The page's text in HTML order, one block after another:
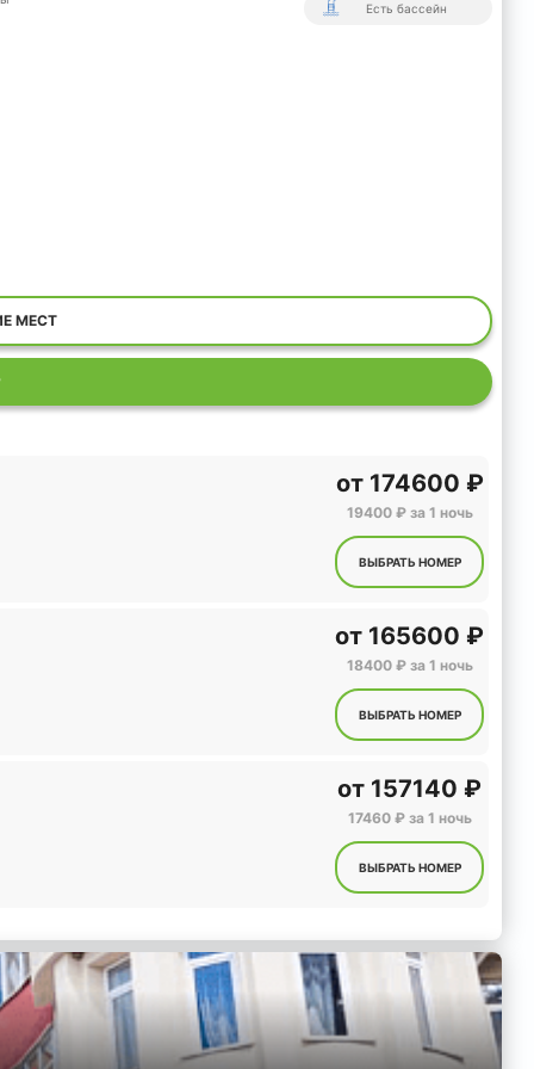
Есть бассейн
МЕСТ
от174600 ₽
19400 ₽ за 1 ночь
ВЫБРАТЬ НОМЕР
от 165600 ₽
18400 ₽ за 1 ночь
ВЫБРАТЬ НОМЕР
от 157140 ₽
17460 ₽ за 1 ночь
ВЫБРАТЬ НОМЕР